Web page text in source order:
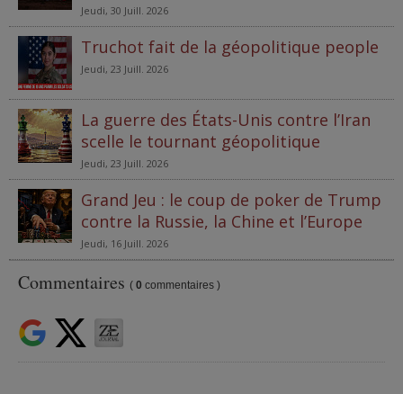
Jeudi, 30 Juill. 2026
Truchot fait de la géopolitique people
Jeudi, 23 Juill. 2026
La guerre des États-Unis contre l’Iran
scelle le tournant géopolitique
Jeudi, 23 Juill. 2026
Grand Jeu : le coup de poker de Trump
contre la Russie, la Chine et l’Europe
Jeudi, 16 Juill. 2026
Commentaires ( 0 commentaires )